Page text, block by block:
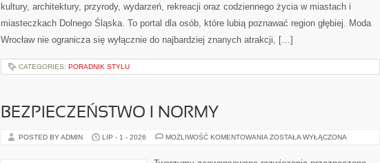
kultury, architektury, przyrody, wydarzeń, rekreacji oraz codziennego życia w miastach i
miasteczkach Dolnego Śląska. To portal dla osób, które lubią poznawać region głębiej. Moda
Wrocław nie ogranicza się wyłącznie do najbardziej znanych atrakcji, […]
CATEGORIES: PORADNIK STYLU
BEZPIECZEŃSTWO I NORMY
POSTED BY ADMIN LIP - 1 - 2026 MOŻLIWOŚĆ KOMENTOWANIA BEZPIECZEŃSTWO
ZOSTAŁA WYŁĄCZONA